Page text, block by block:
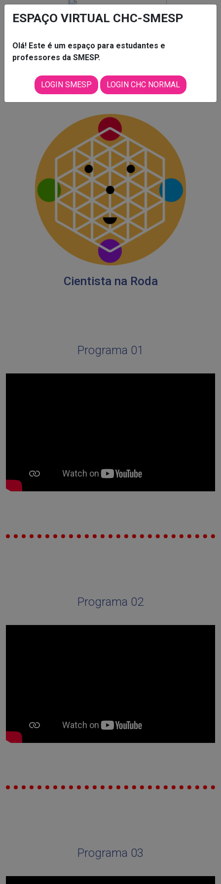
Cientista na Roda
Programa 01
Programa 02
Programa 03
ESPAÇO VIRTUAL CHC-SMESP
Olá! Este é um espaço para estudantes e
professores da SMESP.
LOGIN SMESP LOGIN CHC NORMAL